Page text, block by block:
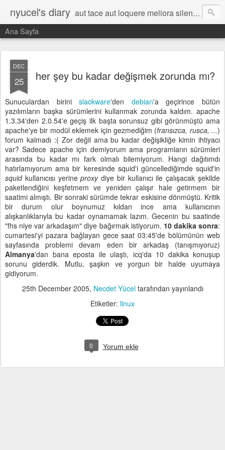
nyucel's diary aut tace aut loquere meliora silentio
Ana Sayfa
DEC
25 her şey bu kadar değişmek zorunda mı?
Sunuculardan birinislackware'den debian'a geçirince bütün
yazılımların başka sürümlerini kullanmak zorunda kaldım. apache
1.3.34'den 2.0.54'e geçiş ilk başta sorunsuz gibi görünmüştü ama
apache'ye bir modül eklemek için gezmediğim (fransızca, rusca, ...)
forum kalmadı :( Zor değil ama bu kadar değişikliğe kimin ihtiyacı
var? Sadece apache için demiyorum ama programların sürümleri
arasında bu kadar mı fark olmalı bilemiyorum. Hangi dağıtımdı
hatırlamıyorum ama bir keresinde squid'i güncellediğimde squid'in
squidkullanıcısı yerineproxydiye bir kullanıcı ile çalışacak şekilde
paketlendiğini keşfetmem ve yeniden çalışır hale getirmem bir
saatimi almıştı. Bir sonraki sürümde tekrar eskisine dönmüştü. Kritik
bir durum olur boynumuz kıldan ince ama kullanıcının
alışkanlıklarıyla bu kadar oynamamak lazım. Gecenin bu saatinde
"fhs niye var arkadaşım" diye bağırmak istiyorum. 10 dakika sonra:
cumartesi'yi pazara bağlayan gece saat 03:45'de bölümünün web
sayfasında problemi devam eden bir arkadaş (tanışmıyoruz)
Almanya'dan bana eposta ile ulaştı, icq'da 10 dakika konuşup
sorunu giderdik. Mutlu, şaşkın ve yorgun bir halde uyumaya
gidiyorum.
25th December 2005, Necdet Yüceltarafından yayınlandı
Etiketler: linux
0 Yorum ekle